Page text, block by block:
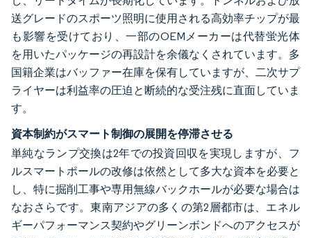
送グレードのスポーツ照明に使用される高効率チップが最
も影響を受けており、一部のOEMメーカーは代替蛍光体
を用いたパッケージの再設計を余儀なくされています。多
国籍企業はバッファー在庫を保有していますが、二次サプ
ライヤーは利益率の圧迫と断続的な受注残に直面していま
す。
資本制約がスマート制御の展開を停滞させる
単純なランプ交換は2年での投資回収を実現しますが、フ
ルスマートポールの改修は依然として多大な資本を必要と
し、特に掘削工事や専用無線バックホールが必要な場合は
なおさらです。東南アジアの多くの第2層都市は、エネル
ギーパフォーマンス契約やグリーンボンドへのアクセスが